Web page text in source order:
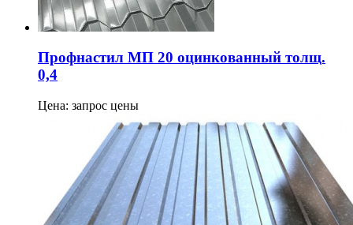
Профнастил МП 20 оцинкованный толщ.
0,4
Цена: запрос цены